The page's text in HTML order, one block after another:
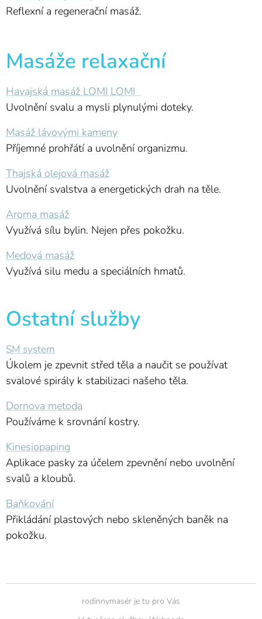
Reflexní a regenerační masáž.
Masáže relaxační
Havajská masáž LOMI LOMI
Uvolnění svalu a mysli plynulými doteky.
Masáž lávovými kameny
Příjemné prohřátí a uvolnění organizmu.
Thajská olejová masáž
Uvolnění svalstva a energetických drah na těle.
Aroma masáž
Využívá sílu bylin. Nejen přes pokožku.
Medová masáž
Využívá silu medu a speciálních hmatů.
Ostatní služby
SM system
Úkolem je zpevnit střed těla a naučit se používat
svalové spirály k stabilizaci našeho těla.
Dornova metoda
Používáme k srovnání kostry.
Kinesiopaping
Aplikace pasky za účelem zpevnění nebo uvolnění
svalů a kloubů.
Baňkování
Přikládání plastových nebo skleněných baněk na
pokožku.
rodinnymasér je tu pro Vás